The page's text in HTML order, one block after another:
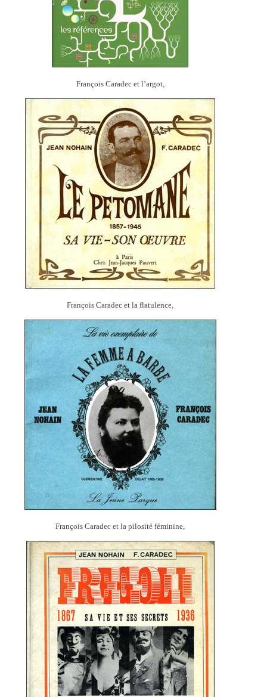
François Caradec et l’argot,
François Caradec et la flatulence,
François Caradec et la pilosité féminine,